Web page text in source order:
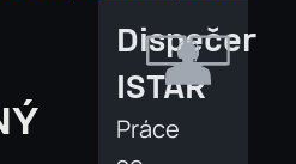
Dispečer
ISTAR
Práce